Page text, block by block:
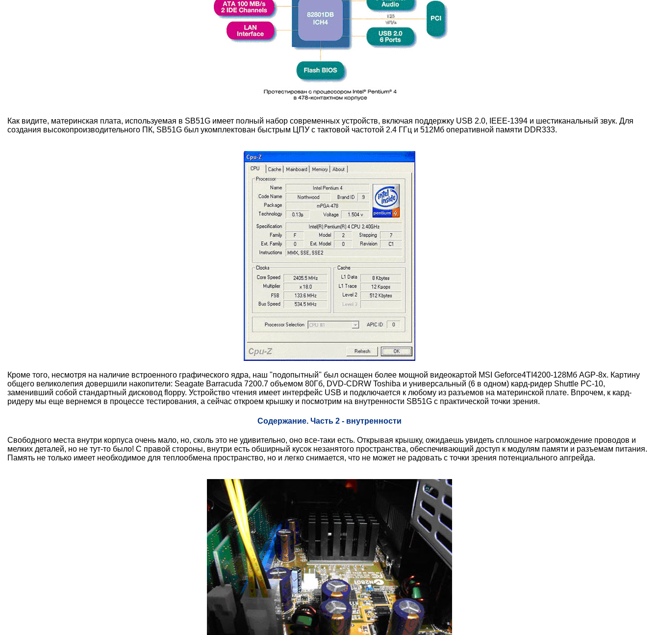
Как видите, материнская плата, используемая в SB51G имеет полный набор современных устройств, включая поддержку USB 2.0, IEEE-1394 и шестиканальный звук. Для
создания высокопроизводительного ПК, SB51G был укомплектован быстрым ЦПУ с тактовой частотой 2.4 ГГц и 512Мб оперативной памяти DDR333.
Кроме того, несмотря на наличие встроенного графического ядра, наш "подопытный" был оснащен более мощной видеокартой MSI Geforce4TI4200-128Мб AGP-8x. Картину
общего великолепия довершили накопители: Seagate Barracuda 7200.7 объемом 80Гб, DVD-CDRW Toshiba и универсальный (6 в одном) кард-ридер Shuttle PC-10,
заменивший собой стандартный дисковод floppy. Устройство чтения имеет интерфейс USB и подключается к любому из разъемов на материнской плате. Впрочем, к кард-
ридеру мы еще вернемся в процессе тестирования, а сейчас откроем крышку и посмотрим на внутренности SB51G с практической точки зрения.
Содержание. Часть 2 - внутренности
Свободного места внутри корпуса очень мало, но, сколь это не удивительно, оно все-таки есть. Открывая крышку, ожидаешь увидеть сплошное нагромождение проводов и
мелких деталей, но не тут-то было! С правой стороны, внутри есть обширный кусок незанятого пространства, обеспечивающий доступ к модулям памяти и разъемам питания.
Память не только имеет необходимое для теплообмена пространство, но и легко снимается, что не может не радовать с точки зрения потенциального апгрейда.